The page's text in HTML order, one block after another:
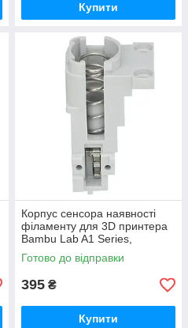
Купити
Корпус cенсора наявності
філаменту для 3D принтера
Bambu Lab A1 Series,
(оригінал, FAC055)
Готово до відправки
395 ₴
Купити